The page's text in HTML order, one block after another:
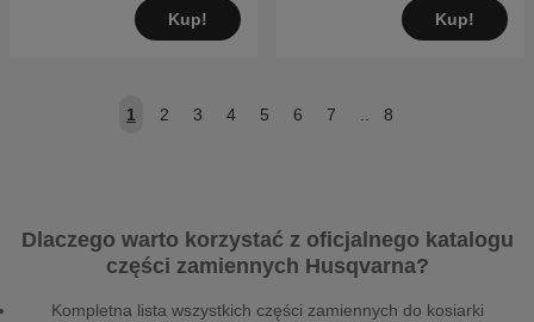
Kup! Kup!
1 2 3 4 5 6 7 8
Dlaczego warto korzystać z oficjalnego katalogu
części zamiennych Husqvarna?
Kompletna lista wszystkich części zamiennych do kosiarki